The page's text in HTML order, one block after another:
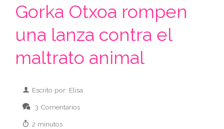
Gorka Otxoa rompen
una lanza contra el
maltrato animal
Escrito por: Elisa
3 Comentarios
2 minutos